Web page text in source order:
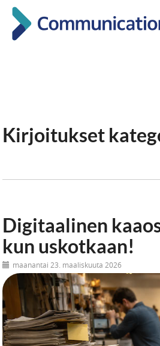
Kirjoitukset
Digitaalinen
kun uskotkaan!
maanantai 23. maaliskuuta 2026